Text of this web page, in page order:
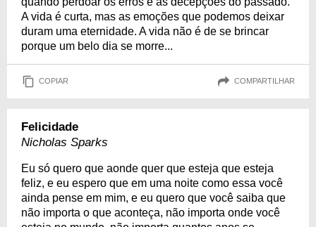
A vida é curta, mas as emoções que podemos deixar
duram uma eternidade. A vida não é de se brincar
porque um belo dia se morre...
COPIAR COMPARTILHAR
Felicidade
Nicholas Sparks
Eu só quero que aonde quer que esteja que esteja
feliz, e eu espero que em uma noite como essa você
ainda pense em mim, e eu quero que você saiba que
não importa o que aconteça, não importa onde você